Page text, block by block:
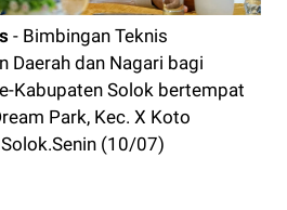
- Bimbingan Teknis
Daerah dan Nagari bagi
Kabupaten Solok bertempat
Park, Kec. X Koto
(10/07)